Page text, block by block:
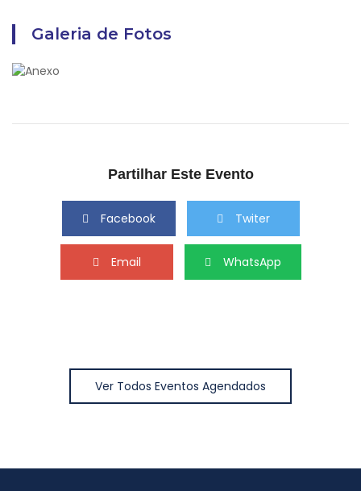
Galeria de Fotos
Partilhar Este Evento
Facebook Twiter
Email WhatsApp
Ver Todos Eventos Agendados